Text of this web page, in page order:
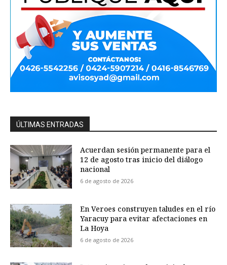
ÚLTIMAS ENTRADAS
Acuerdan sesión permanente para el
12 de agosto tras inicio del diálogo
nacional
6 de agosto de 2026
En Veroes construyen taludes en el río
Yaracuy para evitar afectaciones en
La Hoya
6 de agosto de 2026